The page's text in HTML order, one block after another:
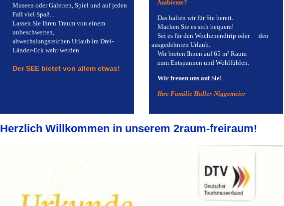
Museen oder Galerien, Spiel und auf jeden
Fall viel Spaß...
Lassen Sie Ihren Traum von einem
unbeschwerten,
abwechslungsreichen Urlaub im Drei-
Länder-Eck wahr werden.
Der SEE bietet von allem etwas!
Ambiente?
Das halten wir für Sie bereit.
Machen Sie es sich bequem!
Sei es für den Wochenendtrip oder den
ausgedehnten Urlaub.
Wir bieten Ihnen auf 65 m² Raum
zum Entspannen und Wohlfühlen.
Wir freuen uns auf Sie!
Ihre Familie Haller-Niggemeier
Herzlich Willkommen in unserem 2raum-freiraum!